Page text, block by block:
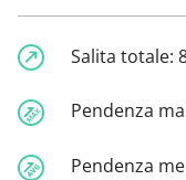
Salita totale:
Pendenza
Pendenza